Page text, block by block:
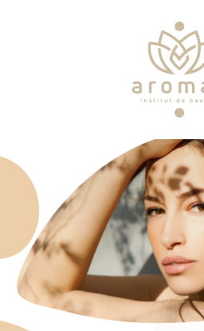
Soins
Je veux faire un bon cadeau
Plan d’accès
Prendre RDV